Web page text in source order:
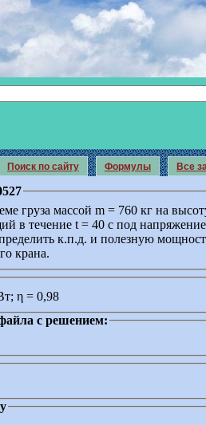
Поиск по сайту Формулы Все
груза массой m = 760 кг на
в течение t = 40 с под
к.п.д. и полезную
крана.
η = 0,98
с решением: